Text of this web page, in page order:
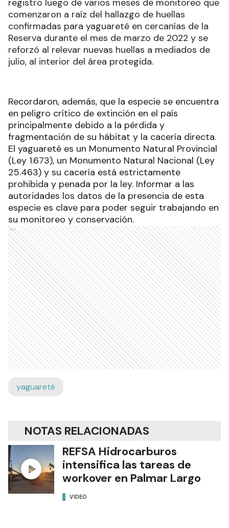
registro luego de varios meses de monitoreo que
comenzaron a raíz del hallazgo de huellas
confirmadas para yaguareté en cercanías de la
Reserva durante el mes de marzo de 2022 y se
reforzó al relevar nuevas huellas a mediados de
julio, al interior del área protegida.
Recordaron, además, que la especie se encuentra
en peligro crítico de extinción en el país
principalmente debido a la pérdida y
fragmentación de su hábitat y la cacería directa.
El yaguareté es un Monumento Natural Provincial
(Ley 1.673), un Monumento Natural Nacional (Ley
25.463) y su cacería está estrictamente
prohibida y penada por la ley. Informar a las
autoridades los datos de la presencia de esta
especie es clave para poder seguir trabajando en
su monitoreo y conservación.
Ads
yaguareté
NOTAS RELACIONADAS
REFSA Hidrocarburos
intensifica las tareas de
workover en Palmar Largo
VIDEO